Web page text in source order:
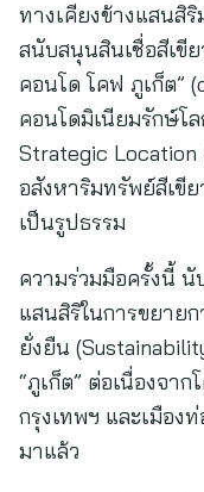
ทางเคียงข้างแสนสิ
สนับสนุนสินเชื่อสีเขีย
คอนโด โคฟ ภูเก็ต”
คอนโดมิเนียมรักษ์โ
Strategic Location
อสังหาริมทรัพย์สีเขี
เป็นรูปธรรม
ความร่วมมือครั้งนี้ นั
แสนสิริในการขยาย
ยั่งยืน
“ภูเก็ต” ต่อเนื่องจา
กรุงเทพฯ และเมือง
มาแล้ว